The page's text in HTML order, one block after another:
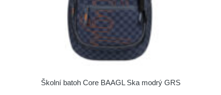
Školní batoh Core BAAGL Ska modrý GRS